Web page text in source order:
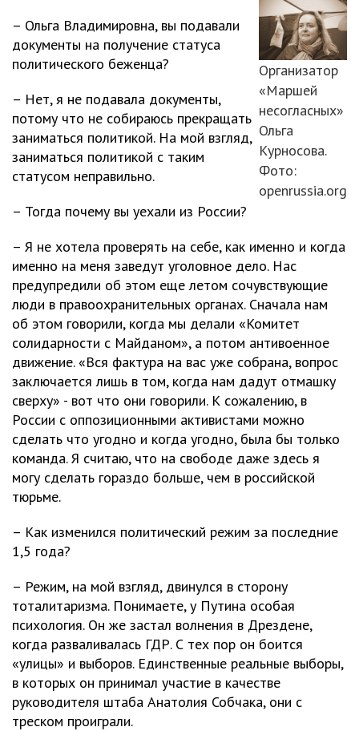
Организатор
«Маршей
несогласных»
Ольга
Курносова.
Фото:
openrussia.org
– Ольга Владимировна, вы подавали
документы на получение статуса
политического беженца?
– Нет, я не подавала документы,
потому что не собираюсь прекращать
заниматься политикой. На мой взгляд,
заниматься политикой с таким
статусом неправильно.
– Тогда почему вы уехали из России?
– Я не хотела проверять на себе, как именно и когда
именно на меня заведут уголовное дело. Нас
предупредили об этом еще летом сочувствующие
люди в правоохранительных органах. Сначала нам
об этом говорили, когда мы делали «Комитет
солидарности с Майданом», а потом антивоенное
движение. «Вся фактура на вас уже собрана, вопрос
заключается лишь в том, когда нам дадут отмашку
сверху» - вот что они говорили. К сожалению, в
России с оппозиционными активистами можно
сделать что угодно и когда угодно, была бы только
команда. Я считаю, что на свободе даже здесь я
могу сделать гораздо больше, чем в российской
тюрьме.
– Как изменился политический режим за последние
1,5 года?
– Режим, на мой взгляд, двинулся в сторону
тоталитаризма. Понимаете, у Путина особая
психология. Он же застал волнения в Дрездене,
когда разваливалась ГДР. С тех пор он боится
«улицы» и выборов. Единственные реальные выборы,
в которых он принимал участие в качестве
руководителя штаба Анатолия Собчака, они с
треском проиграли.